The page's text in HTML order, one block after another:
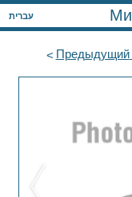
עברית
Предыдущий